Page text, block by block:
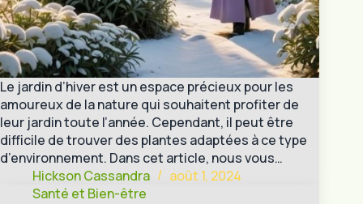
Le jardin d’hiver est un espace précieux pour les
amoureux de la nature qui souhaitent profiter de
leur jardin toute l’année. Cependant, il peut être
difficile de trouver des plantes adaptées à ce type
d’environnement. Dans cet article, nous vous…
Hickson Cassandra
août 1, 2024
Santé et Bien-être